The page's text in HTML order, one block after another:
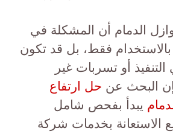
الدمام أن المشكلة في
بالاستخدام فقط، بل قد تكون
أو تسربات غير
البحث عن حل ارتفاع
يبدأ بفحص شامل
الاستعانة بخدمات شركة